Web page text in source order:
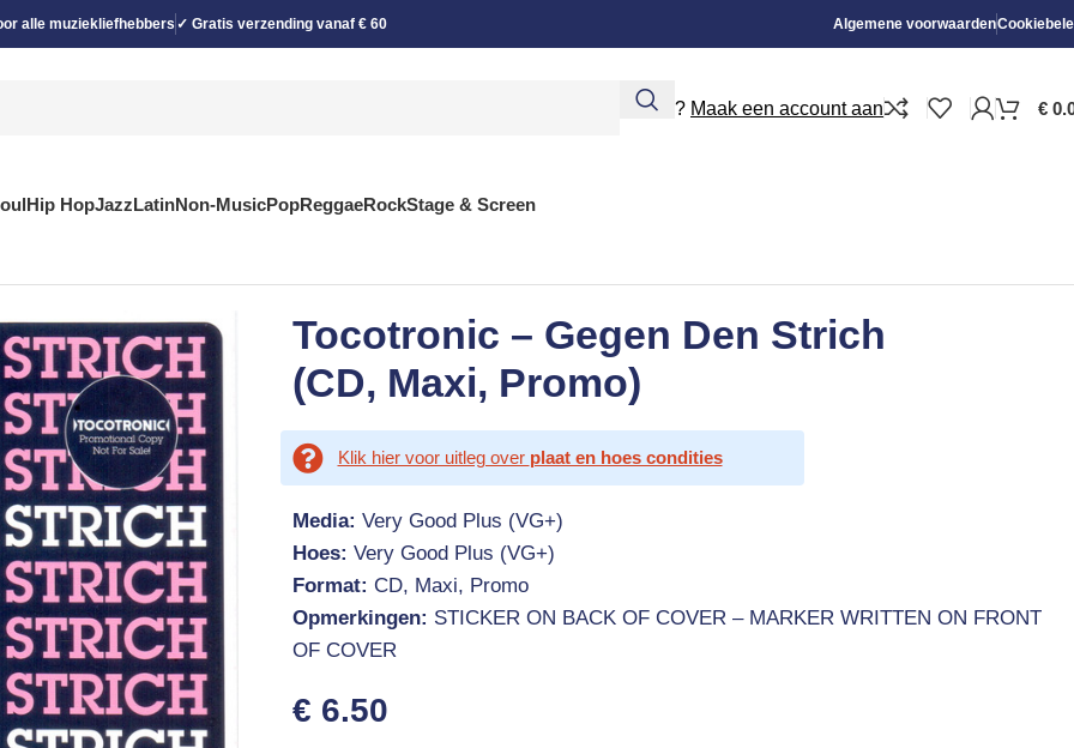
alle muziekliefhebbers ✓ Gratis verzending vanaf € 60 Algemene voorwaarden
Nieuw? Maak een account aan €
Hip HopJazzLatinNon-MusicPopReggaeRockStage & Screen
Tocotronic – Gegen Den Strich
(CD, Maxi, Promo)
Klik hier voor uitleg over plaat en hoes condities
Media: Very Good Plus (VG+)
Hoes: Very Good Plus (VG+)
Format: CD, Maxi, Promo
Opmerkingen: STICKER ON BACK OF COVER – MARKER WRITTEN ON FRONT
OF COVER
€ 6.50